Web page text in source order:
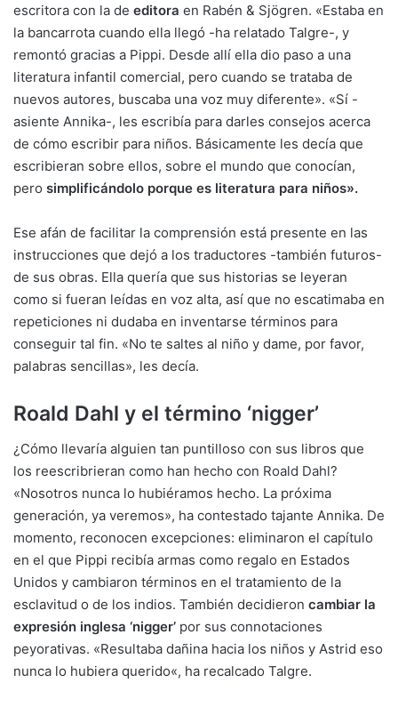
escritora con la de editora en Rabén & Sjögren. «Estaba en
la bancarrota cuando ella llegó -ha relatado Talgre-, y
remontó gracias a Pippi. Desde allí ella dio paso a una
literatura infantil comercial, pero cuando se trataba de
nuevos autores, buscaba una voz muy diferente». «Sí -
asiente Annika-, les escribía para darles consejos acerca
de cómo escribir para niños. Básicamente les decía que
escribieran sobre ellos, sobre el mundo que conocían,
pero simplificándolo porque es literatura para niños».
Ese afán de facilitar la comprensión está presente en las
instrucciones que dejó a los traductores -también futuros-
de sus obras. Ella quería que sus historias se leyeran
como si fueran leídas en voz alta, así que no escatimaba en
repeticiones ni dudaba en inventarse términos para
conseguir tal fin. «No te saltes al niño y dame, por favor,
palabras sencillas», les decía.
Roald Dahl y el término ‘nigger’
¿Cómo llevaría alguien tan puntilloso con sus libros que
los reescribrieran como han hecho con Roald Dahl?
«Nosotros nunca lo hubiéramos hecho. La próxima
generación, ya veremos», ha contestado tajante Annika. De
momento, reconocen excepciones: eliminaron el capítulo
en el que Pippi recibía armas como regalo en Estados
Unidos y cambiaron términos en el tratamiento de la
esclavitud o de los indios. También decidieron cambiar la
expresión inglesa ‘nigger’ por sus connotaciones
peyorativas. «Resultaba dañina hacia los niños y Astrid eso
nunca lo hubiera querido«, ha recalcado Talgre.